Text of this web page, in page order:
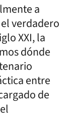
a
verdadero
XXI, la
dónde
entre
de